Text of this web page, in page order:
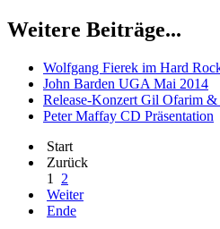
Weitere Beiträge...
Wolfgang Fierek im Hard
John Barden UGA Mai 2014
Release-Konzert Gil Ofarim
Peter Maffay CD Präsentation
Start
Zurück
1
2
Weiter
Ende